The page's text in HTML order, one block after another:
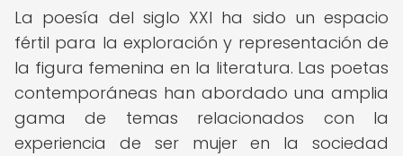
La poesía del siglo XXI ha sido un espacio
fértil para la exploración y representación de
la figura femenina en la literatura. Las poetas
contemporáneas han abordado una amplia
gama de temas relacionados con la
experiencia de ser mujer en la sociedad